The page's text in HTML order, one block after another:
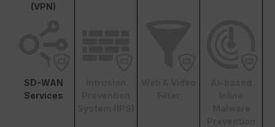
(VPN)
SD-WAN
Services